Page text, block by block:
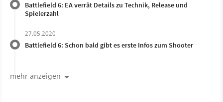
Battlefield 6: EA verrät Details zu Technik, Release und
Spielerzahl
27.05.2020
Battlefield 6: Schon bald gibt es erste Infos zum Shooter
mehr anzeigen